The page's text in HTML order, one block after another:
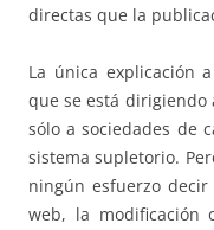
directas que la
La única explicación
que se está dirigiendo
sólo a sociedades de
sistema supletorio.
ningún esfuerzo
web, la modificación